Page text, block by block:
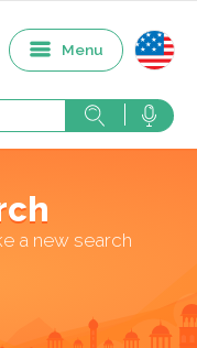
Menu
a new search